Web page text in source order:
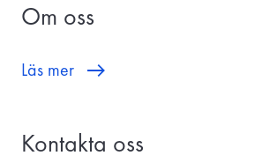
Om oss
Läs mer
Kontakta oss